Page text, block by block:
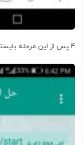
4.پس از این مرحله بایستی شماره تماس خود را تایید کنید.